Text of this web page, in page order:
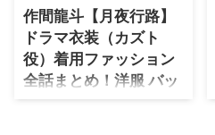
・玉森裕太
・
岡田将生
・永瀬廉
・
作間龍斗【月夜行路】
ドラマ衣装（カズト
役）着用ファッション
全話まとめ！洋服 バッ
グ 腕時計などの衣装協